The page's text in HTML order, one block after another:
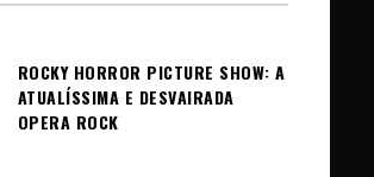
ROCKY HORROR PICTURE SHOW: A
ATUALÍSSIMA E DESVAIRADA
OPERA ROCK